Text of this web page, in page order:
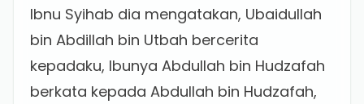
Ibnu Syihab dia mengatakan, Ubaidullah
bin Abdillah bin Utbah bercerita
kepadaku, Ibunya Abdullah bin Hudzafah
berkata kepada Abdullah bin Hudzafah,